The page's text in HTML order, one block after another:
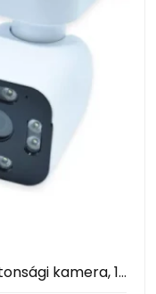
Dupla kamerás, színes WiFi biztonsági kamera, 180°-os látószöggel